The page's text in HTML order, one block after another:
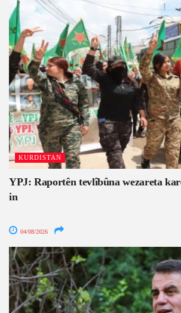
KURDISTAN
YPJ: Raportên tevlîbûna wezareta
in
04/08/2026